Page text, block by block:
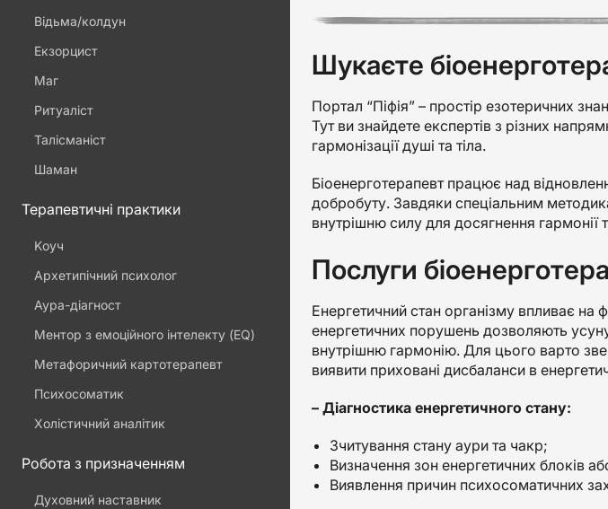
Шукаєте
Портал “Піфія” – простір езотеричних
Тут ви знайдете експертів з різних
гармонізації душі та тіла.
Біоенерготерапевт працює над
добробуту. Завдяки спеціальним
внутрішню силу для досягнення гармонії
Послуги
Енергетичний стан організму впливає на
енергетичних порушень дозволяють
внутрішню гармонію. Для цього варто
виявити приховані дисбаланси в
– Діагностика енергетичного стану:
Зчитування стану аури та чакр;
Визначення зон енергетичних блоків
Виявлення причин психосоматичних
Відьма/колдун
Екзорцист
Маг
Ритуаліст
Талісманіст
Шаман
Терапевтичні практики
Kоуч
Архетипічний психолог
Аура-діагност
Ментор з емоційного інтелекту (EQ)
Метафоричний картотерапевт
Психосоматик
Холістичний аналітик
Робота з призначенням
Духовний наставник